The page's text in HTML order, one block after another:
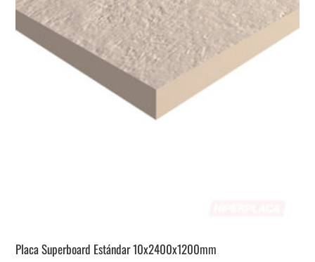
Placa Superboard Estándar 10x2400x1200mm